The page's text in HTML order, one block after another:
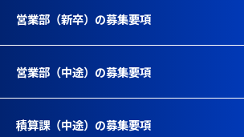
営業部（新卒）の募集要項
営業部（中途）の募集要項
積算課（中途）の募集要項